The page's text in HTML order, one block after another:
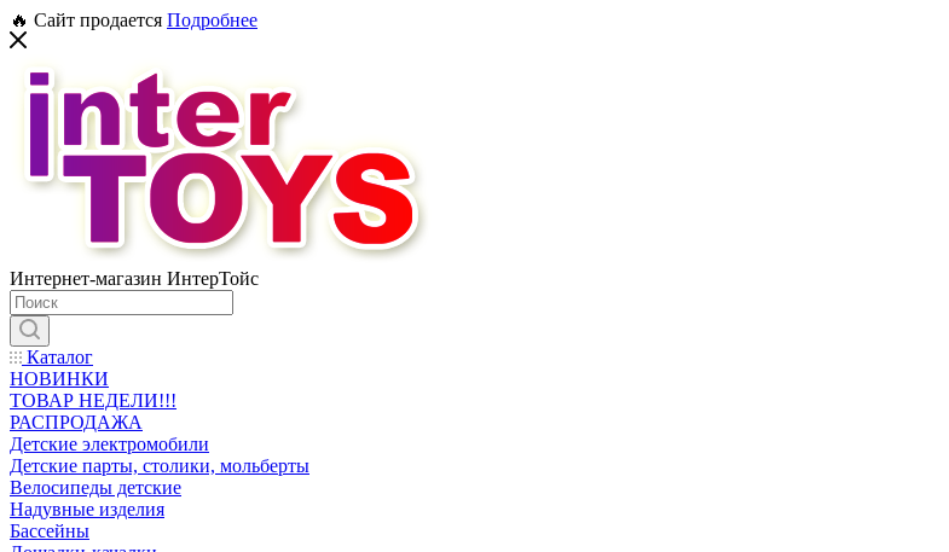
🔥 Сайт продается Подробнее
Интернет-магазин ИнтерТойс
Каталог
НОВИНКИ
ТОВАР НЕДЕЛИ!!!
РАСПРОДАЖА
Детские электромобили
Детские парты, столики, мольберты
Велосипеды детские
Надувные изделия
Бассейны